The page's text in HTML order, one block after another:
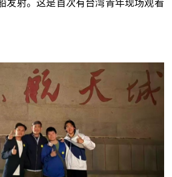
发射。这是首次有台湾青年现场观看